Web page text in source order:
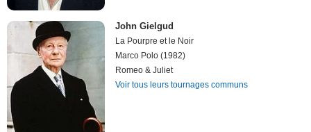
John Gielgud
La Pourpre et le Noir
Marco Polo (1982)
Romeo & Juliet
Voir tous leurs tournages communs